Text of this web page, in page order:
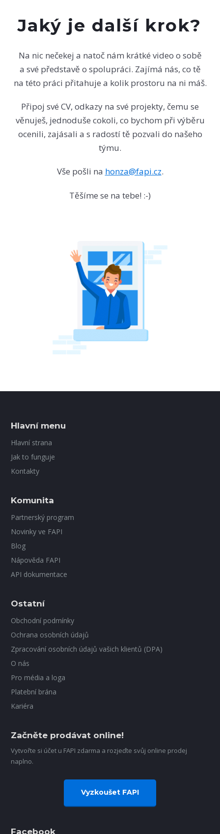
Jaký je další krok?
Na nic nečekej a natoč nám krátké video o sobě
a své představě o spolupráci. Zajímá nás, co tě
na této práci přitahuje a kolik prostoru na ni máš.
Připoj své CV, odkazy na své projekty, čemu se
věnuješ, jednoduše cokoli, co bychom při výběru
ocenili, zajásali a s radostí tě pozvali do našeho
týmu.
Vše pošli na honza@fapi.cz.
Těšíme se na tebe! :-)​
Hlavní menu
Hlavní strana
Jak to funguje
Kontakty
Komunita
Partnerský program
Novinky ve FAPI
Blog
Nápověda FAPI
API dokumentace
Ostatní
Obchodní podmínky
Ochrana osobních údajů
Zpracování osobních údajů vašich klientů (DPA)
O nás
Pro média a loga
Platební brána
Kariéra
Začněte prodávat online!
Vytvořte si účet u FAPI zdarma a rozjeďte svůj online prodej
naplno.
Vyzkoušet FAPI
Facebook